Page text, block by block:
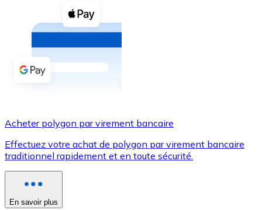
Coupons crypto
Achetez des cryptomonnaies en espèces et d'autres
Acheter avec espèces
Virement SEPA
Carte de crédit / débit
Utilisez les cartes Visa et Mastercard pour acheter
Acheter avec carte
Acheter polygon par virement bancaire
Effectuez votre achat de polygon par virement bancaire
traditionnel rapidement et en toute sécurité.
En savoir plus